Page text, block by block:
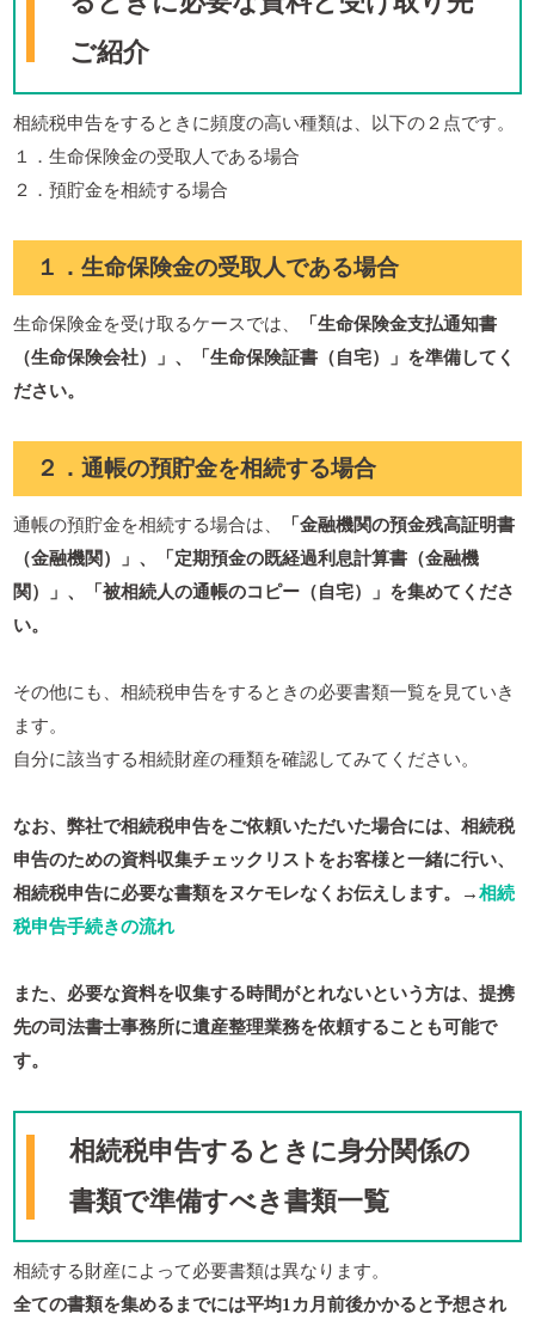
ご紹介
相続税申告をするときに頻度の高い種類は、以下の２点です。
１．生命保険金の受取人である場合
２．預貯金を相続する場合
１．生命保険金の受取人である場合
生命保険金を受け取るケースでは、
「生命保険金支払通知書
（生命保険会社）」、「生命保険証書（自宅）」を準備してく
ださい。
２．通帳の預貯金を相続する場合
通帳の預貯金を相続する場合は、
「金融機関の預金残高証明書
（金融機関）」、「定期預金の既経過利息計算書（金融機
関）」、「被相続人の通帳のコピー（自宅）」を集めてくださ
い。
その他にも、相続税申告をするときの必要書類一覧を見ていき
ます。
自分に該当する相続財産の種類を確認してみてください。
なお、弊社で相続税申告をご依頼いただいた場合には、相続税
申告のための資料収集チェックリストをお客様と一緒に行い、
相続税申告に必要な書類をヌケモレなくお伝えします。→相続
税申告手続きの流れ
また、必要な資料を収集する時間がとれないという方は、提携
先の司法書士事務所に遺産整理業務を依頼することも可能で
す。
相続税申告するときに身分関係の
書類で準備すべき書類一覧
相続する財産によって必要書類は異なります。
全ての書類を集めるまでには平均1カ月前後かかると予想され